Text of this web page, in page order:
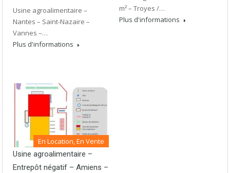
Usine agroalimentaire –
Nantes – Saint-Nazaire –
Vannes –…
Plus d'informations
m² – Troyes /…
Plus d'informations
En Location, En Vente
Usine agroalimentaire –
Entrepôt négatif – Amiens –